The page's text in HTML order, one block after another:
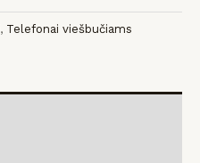
, Telefonai viešbučiams